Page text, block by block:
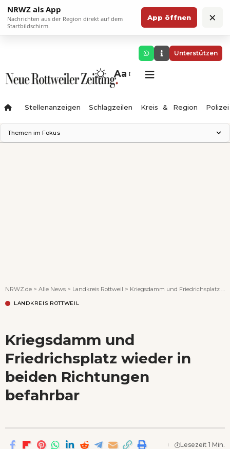
NRWZ als App
Nachrichten aus der Region direkt auf dem
Startbildschirm.
App öffnen ×
Unterstützen
Aa
Stellenanzeigen Schlagzeilen Kreis & Region Polizei
Themen im Fokus
NRWZ.de > Alle News > Landkreis Rottweil > Kriegsdamm und Friedrichsplatz wieder in beiden Richtungen befahrbar
LANDKREIS ROTTWEIL
Kriegsdamm und
Friedrichsplatz wieder in
beiden Richtungen
befahrbar
Lesezeit 1 Min.